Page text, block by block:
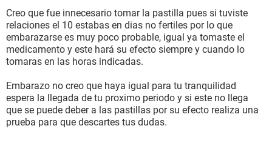
Creo que fue innecesario tomar la pastilla pues si tuviste
relaciones el 10 estabas en dias no fertiles por lo que
embarazarse es muy poco probable, igual ya tomaste el
medicamento y este hará su efecto siempre y cuando lo
tomaras en las horas indicadas.
Embarazo no creo que haya igual para tu tranquilidad
espera la llegada de tu proximo periodo y si este no llega
que se puede deber a las pastillas por su efecto realiza una
prueba para que descartes tus dudas.